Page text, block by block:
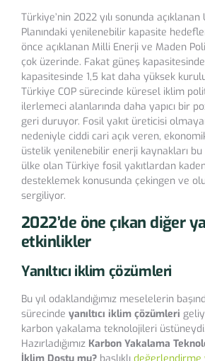
Türkiye’nin 2022 yılı sonunda
Planındaki yenilenebilir kapasite
önce açıklanan Milli Enerji ve Maden
çok üzerinde. Fakat güneş
kapasitesinde 1,5 kat daha yüksek
Türkiye COP sürecinde küresel iklim
ilerlemeci alanlarında daha yapıcı bir
geri duruyor. Fosil yakıt üreticisi
nedeniyle ciddi cari açık veren,
üstelik yenilenebilir enerji kaynakları
ülke olan Türkiye fosil yakıtlardan
desteklemek konusunda çekingen ve
sergiliyor.
2022’de öne çıkan diğer
etkinlikler
Yanıltıcı iklim çözümleri
Bu yıl odaklandığımız meselelerin
sürecinde yanıltıcı iklim çözümleri
karbon yakalama teknolojileri üstüneydi.
Hazırladığımız Karbon Yakalama